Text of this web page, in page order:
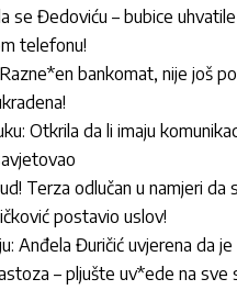
se Đedoviću – bubice
telefonu!
bankomat, nije još
Otkrila da li imaju
Terza odlučan u namjeri da
postavio uslov!
Anđela Đuričić uvjerena da
– pljušte uv*ede na sve